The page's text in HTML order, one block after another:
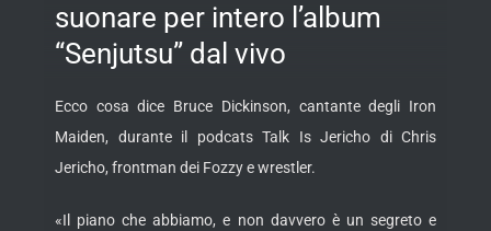
suonare per intero l’album
“Senjutsu” dal vivo
Ecco cosa dice Bruce Dickinson, cantante degli Iron
Maiden, durante il podcats Talk Is Jericho di Chris
Jericho, frontman dei Fozzy e wrestler.
«Il piano che abbiamo, e non davvero è un segreto e